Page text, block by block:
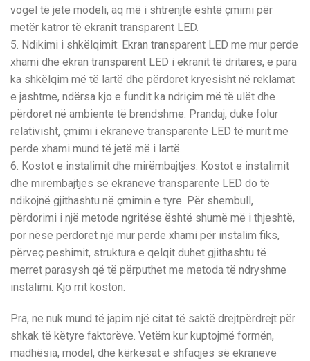
vogël të jetë modeli, aq më i shtrenjtë është çmimi për
metër katror të ekranit transparent LED.
5. Ndikimi i shkëlqimit: Ekran transparent LED me mur perde
xhami dhe ekran transparent LED i ekranit të dritares, e para
ka shkëlqim më të lartë dhe përdoret kryesisht në reklamat
e jashtme, ndërsa kjo e fundit ka ndriçim më të ulët dhe
përdoret në ambiente të brendshme. Prandaj, duke folur
relativisht, çmimi i ekraneve transparente LED të murit me
perde xhami mund të jetë më i lartë.
6. Kostot e instalimit dhe mirëmbajtjes: Kostot e instalimit
dhe mirëmbajtjes së ekraneve transparente LED do të
ndikojnë gjithashtu në çmimin e tyre. Për shembull,
përdorimi i një metode ngritëse është shumë më i thjeshtë,
por nëse përdoret një mur perde xhami për instalim fiks,
përveç peshimit, struktura e qelqit duhet gjithashtu të
merret parasysh që të përputhet me metoda të ndryshme
instalimi. Kjo rrit koston.
Pra, ne nuk mund të japim një citat të saktë drejtpërdrejt për
shkak të këtyre faktorëve. Vetëm kur kuptojmë formën,
madhësia, model, dhe kërkesat e shfaqjes së ekraneve